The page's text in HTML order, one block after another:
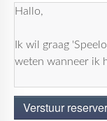
Verstuur